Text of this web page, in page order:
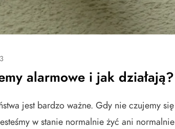
alarmowe i jak działają?
jest bardzo ważne. Gdy nie czujemy się
w stanie normalnie żyć ani normalnie